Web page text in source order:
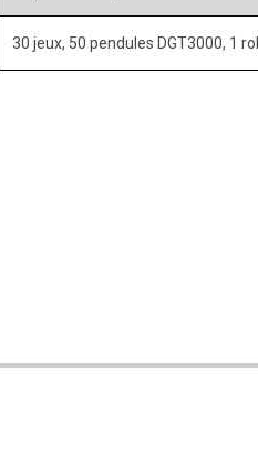
30 jeux, 50 pendules DGT3000, 1